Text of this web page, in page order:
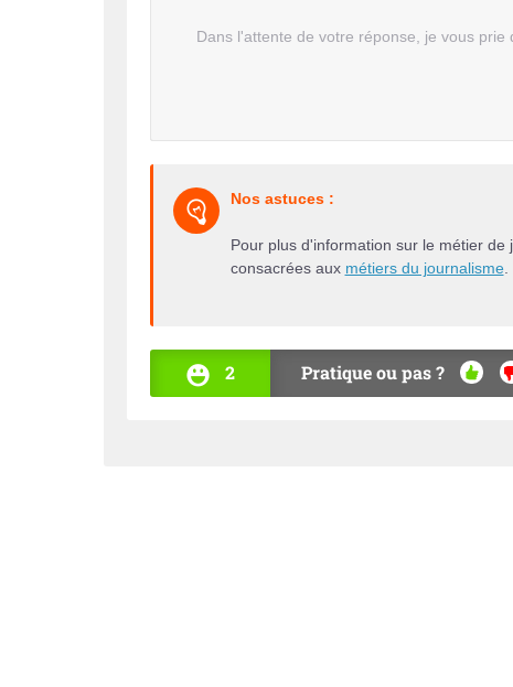
Dans l'attente de votre réponse, je vous
Nos astuces :
Pour plus d'information sur le métier
consacrées aux métiers du journalisme.
2 Pratique ou pas ?
OUI